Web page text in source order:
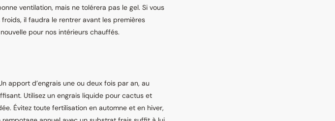
ventilation, mais ne tolérera pas le gel. Si vous
il faudra le rentrer avant les premières
pour nos intérieurs chauffés.
apport d’engrais une ou deux fois par an, au
Utilisez un engrais liquide pour cactus et
Évitez toute fertilisation en automne et en hiver,